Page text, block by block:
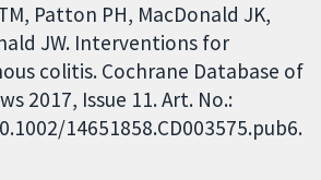
Patton PH, MacDonald JK,
JW. Interventions for
colitis. Cochrane Database of
2017, Issue 11. Art. No.:
14651858.CD003575.pub6.